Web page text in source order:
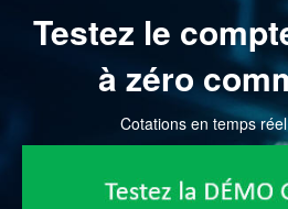
Testez le
à zéro
Cotations en temps